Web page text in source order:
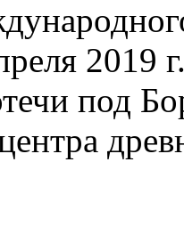
2019
под